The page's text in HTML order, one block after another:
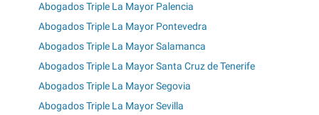
Abogados Triple La Mayor Palencia
Abogados Triple La Mayor Pontevedra
Abogados Triple La Mayor Salamanca
Abogados Triple La Mayor Santa Cruz de Tenerife
Abogados Triple La Mayor Segovia
Abogados Triple La Mayor Sevilla